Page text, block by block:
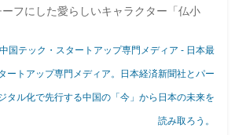
フにした愛らしいキャラクター「仏小
国テック・スタートアップ専門メディア - 日本最
ートアップ専門メディア。日本経済新聞社とパー
タル化で先行する中国の「今」から日本の未来を
読み取ろう。